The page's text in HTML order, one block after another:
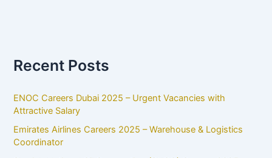
Recent Posts
ENOC Careers Dubai 2025 – Urgent Vacancies with
Attractive Salary
Emirates Airlines Careers 2025 – Warehouse & Logistics
Coordinator